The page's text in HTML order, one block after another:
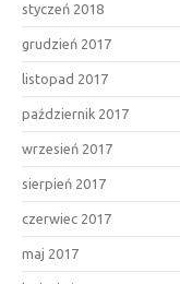
styczeń 2018
grudzień 2017
listopad 2017
październik 2017
wrzesień 2017
sierpień 2017
czerwiec 2017
maj 2017